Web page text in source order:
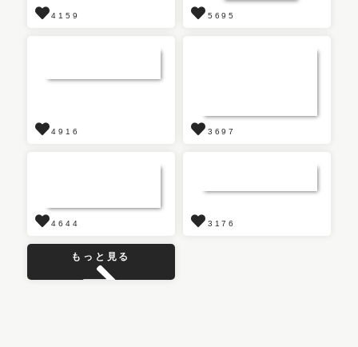
4159 5695
4916 3697
4644 3176
もっと見る